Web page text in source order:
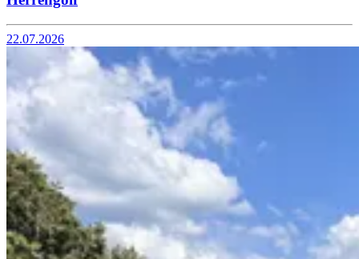
22.07.2026